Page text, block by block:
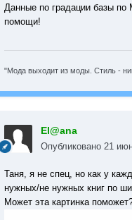
Данные по градации базы
помощи!
"Мода выходит из моды. Стиль -
El@ana
Опубликовано 21
Таня, я не спец, но как у
нужных/не нужных книг по
Может эта картинка